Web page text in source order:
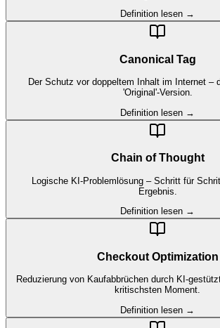
Definition lesen →
Canonical Tag
Der Schutz vor doppeltem Inhalt im Internet –
'Original'-Version.
Definition lesen →
Chain of Thought
Logische KI-Problemlösung – Schritt für
Ergebnis.
Definition lesen →
Checkout Optimization
Reduzierung von Kaufabbrüchen durch KI-
kritischsten Moment.
Definition lesen →